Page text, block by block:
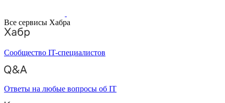
Все сервисы Хабра
Сообщество IT-специалистов
Ответы на любые вопросы об IT